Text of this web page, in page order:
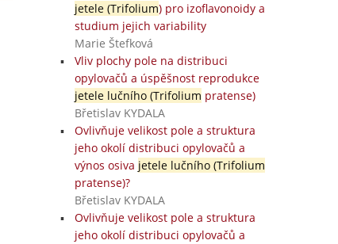
jetele (Trifolium) pro izoflavonoidy a
studium jejich variability
Marie Štefková
Vliv plochy pole na distribuci
opylovačů a úspěšnost reprodukce
jetele lučního (Trifolium pratense)
Břetislav KYDALA
Ovlivňuje velikost pole a struktura
jeho okolí distribuci opylovačů a
výnos osiva jetele lučního (Trifolium
pratense)?
Břetislav KYDALA
Ovlivňuje velikost pole a struktura
jeho okolí distribuci opylovačů a